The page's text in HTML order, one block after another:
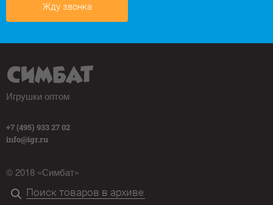
Жду звонка
Игрушки оптом
+7 (495) 933 27 02
info@igr.ru
© 2018 «Симбат»